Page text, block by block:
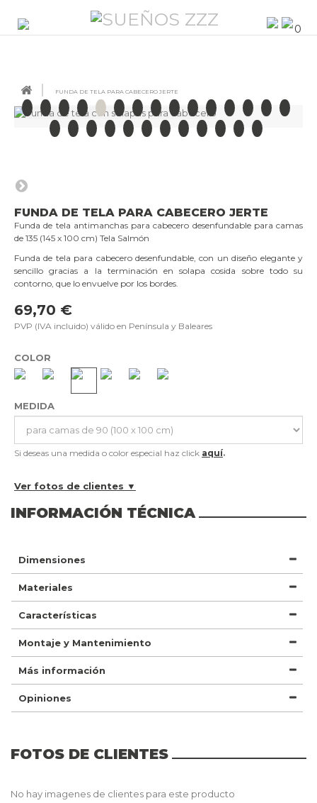
FUNDA DE TELA PARA CABECERO JERTE
FUNDA DE TELA PARA CABECERO JERTE
Funda de tela antimanchas para cabecero desenfundable para camas
de 135 (145 x 100 cm) Tela Salmón
Funda de tela para cabecero desenfundable, con un diseño elegante y
sencillo gracias a la terminación en solapa cosida sobre todo su
contorno, que lo envuelve por los bordes.
69,70 €
PVP (IVA incluido) válido en Península y Baleares
COLOR
MEDIDA
Si deseas una medida o color especial haz click aquí.
Ver fotos de clientes ▼
INFORMACIÓN TÉCNICA
Dimensiones
Materiales
Características
Montaje y Mantenimiento
Más información
Opiniones
FOTOS DE CLIENTES
No hay imagenes de clientes para este producto
0